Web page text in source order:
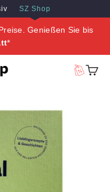
SZ Shop
Genießen Sie bis
*